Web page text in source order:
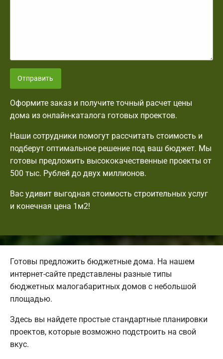
Отправить
Оформите заказ и получите точный расчет цены
дома из онлайн-каталога готовых проектов.
Наши сотрудники помогут рассчитать стоимость и
подберут оптимальное решение под ваш бюджет. Мы
готовы предложить высококачественные проекты от
500 тыс. Рублей до двух миллионов.
Вас удивит выгодная стоимость строительных услуг
и конечная цена 1м2!
Готовы предложить бюджетные дома. На нашем
интернет-сайте представлены разные типы
бюджетных малогабаритных домов с небольшой
площадью.
Здесь вы найдете простые стандартные планировки
проектов, которые возможно подстроить на свой
вкус.